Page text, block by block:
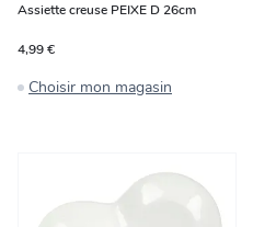
Assiette creuse PEIXE D 26cm
4,99 €
Choisir mon magasin